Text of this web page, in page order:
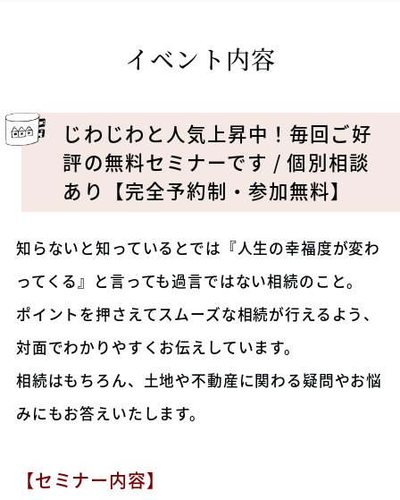
イベント内容
じわじわと人気上昇中！毎回ご好
評の無料セミナーです / 個別相談
あり【完全予約制・参加無料】
知らないと知っているとでは『人生の幸福度が変わ
ってくる』と言っても過言ではない相続のこと。
ポイントを押さえてスムーズな相続が行えるよう、
対面でわかりやすくお伝えしています。
相続はもちろん、土地や不動産に関わる疑問やお悩
みにもお答えいたします。
【セミナー内容】